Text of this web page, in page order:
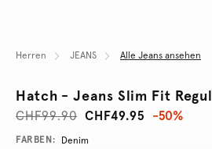
Herren JEANS Alle Jeans ansehen
Hatch - Jeans Slim Fit
CHF49.95
CHF99.90 -50%
Promotions
Variations
FARBEN: Denim